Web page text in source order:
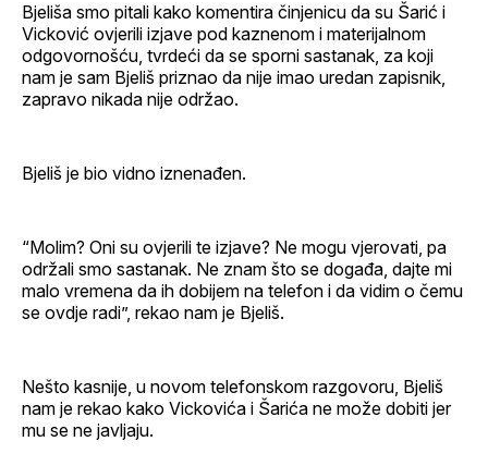
Bjeliša smo pitali kako komentira činjenicu da su Šarić i
Vicković ovjerili izjave pod kaznenom i materijalnom
odgovornošću, tvrdeći da se sporni sastanak, za koji
nam je sam Bjeliš priznao da nije imao uredan zapisnik,
zapravo nikada nije održao.
Bjeliš je bio vidno iznenađen.
“Molim? Oni su ovjerili te izjave? Ne mogu vjerovati, pa
održali smo sastanak. Ne znam što se događa, dajte mi
malo vremena da ih dobijem na telefon i da vidim o čemu
se ovdje radi”, rekao nam je Bjeliš.
Nešto kasnije, u novom telefonskom razgovoru, Bjeliš
nam je rekao kako Vickovića i Šarića ne može dobiti jer
mu se ne javljaju.